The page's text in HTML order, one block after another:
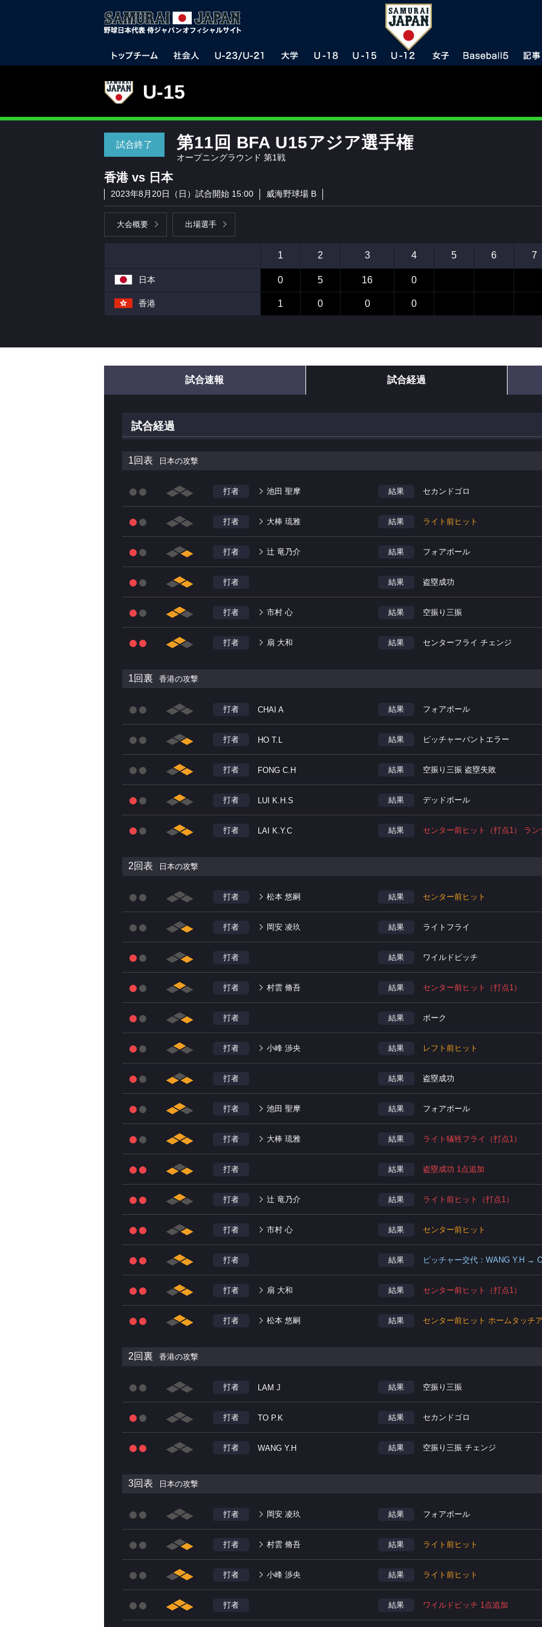
U-15
試合終了 第11回 BFA U15アジア選手権
オープニングラウンド 第1戦
香港 vs 日本
2023年8月20日（日）試合開始 15:00 威海野球場 B
大会概要 出場選手
1 2 3 4 5 6 7
日本 0 5 16 0
香港 1 0 0 0
試合速報 試合経過
試合経過
1回表 日本の攻撃
打者 池田 聖摩 結果 セカンドゴロ
打者 大棒 琉雅 結果 ライト前ヒット
打者 辻 竜乃介 結果 フォアボール
打者 結果 盗塁成功
打者 市村 心 結果 空振り三振
打者 扇 大和 結果 センターフライ チェンジ
1回裏 香港の攻撃
打者 CHAI A 結果 フォアボール
打者 HO T.L 結果 ピッチャーバントエラー
打者 FONG C.H 結果 空振り三振 盗塁失敗
打者 LUI K.H.S 結果 デッドボール
打者 LAI K.Y.C 結果 センター前ヒット（打点1） ラ
2回表 日本の攻撃
打者 松本 悠嗣 結果 センター前ヒット
打者 岡安 凌玖 結果 ライトフライ
打者 結果 ワイルドピッチ
打者 村雲 脩吾 結果 センター前ヒット（打点1）
打者 結果 ボーク
打者 小峰 渉央 結果 レフト前ヒット
打者 結果 盗塁成功
打者 池田 聖摩 結果 フォアボール
打者 大棒 琉雅 結果 ライト犠牲フライ（打点1）
打者 結果 盗塁成功 1点追加
打者 辻 竜乃介 結果 ライト前ヒット（打点1）
打者 市村 心 結果 センター前ヒット
打者 結果 ピッチャー交代：WANG Y.H →
打者 扇 大和 結果 センター前ヒット（打点1）
打者 松本 悠嗣 結果 センター前ヒット ホームタッチ
2回裏 香港の攻撃
打者 LAM J 結果 空振り三振
打者 TO P.K 結果 セカンドゴロ
打者 WANG Y.H 結果 空振り三振 チェンジ
3回表 日本の攻撃
打者 岡安 凌玖 結果 フォアボール
打者 村雲 脩吾 結果 ライト前ヒット
打者 小峰 渉央 結果 ライト前ヒット
打者 結果 ワイルドピッチ 1点追加